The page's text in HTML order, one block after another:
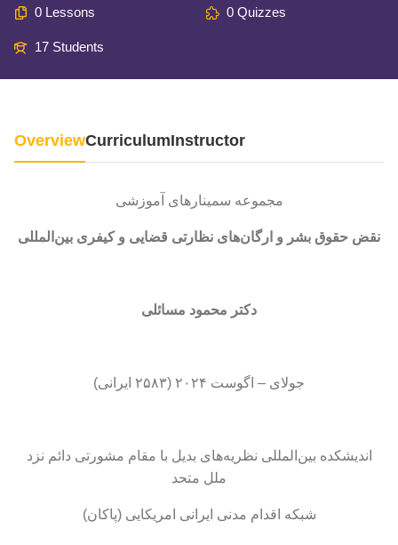
0 Lessons 0 Quizzes
17 Students
OverviewCurriculumInstructor
مجموعه سمینارهای آموزشی
نقض حقوق بشر و ارگان‌های نظارتی قضایی و کیفری بین‌المللی
دکتر محمود مسائلی
جولای – اگوست ۲۰۲۴ (۲۵۸۳ ایرانی)
اندیشکده بین‌المللی نظریه‌های بدیل با مقام مشورتی دائم نزد
ملل متحد
شبکه اقدام مدنی ایرانی امریکایی (پاکان)